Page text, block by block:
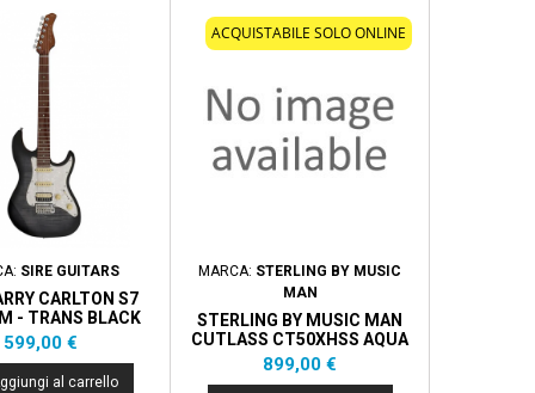
SIRE GUITARS
CARLTON S7
- TRANS BLACK
Prezzo
599,00 €
al carrello
ACQUISTABILE SOLO ONLINE
MARCA: STERLING BY MUSIC
MAN
STERLING BY MUSIC MAN
CUTLASS CT50XHSS AQUA
GREY
Prezzo
899,00 €